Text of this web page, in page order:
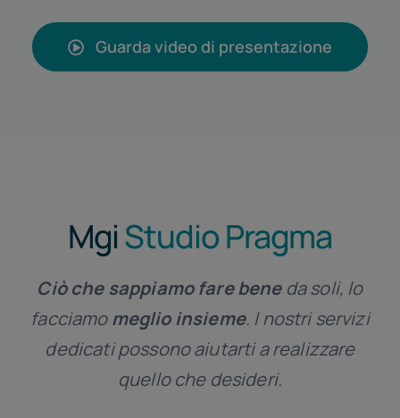
Guarda video di presentazione
MgiStudio Pragma
Ciò che sappiamo fare beneda soli, lo
facciamomeglio insieme. I nostri servizi
dedicati possono aiutarti a realizzare
quello che desideri.